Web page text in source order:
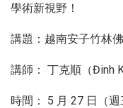
學術新視野！
講題：越南安子竹林
講師： 丁克順（Đinh
時間： 5 月 27 日（